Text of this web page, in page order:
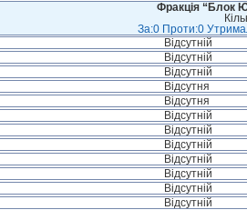
Фракція “Блок
За:0 Проти:0
Відсутній
Відсутній
Відсутній
Відсутня
Відсутня
Відсутній
Відсутній
Відсутній
Відсутній
Відсутній
Відсутній
Відсутній